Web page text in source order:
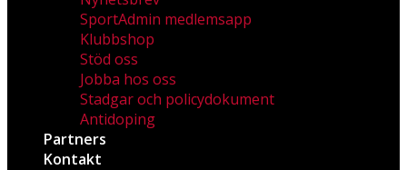
SportAdmin medlemsapp
Klubbshop
Stöd oss
Jobba hos oss
Stadgar och policydokument
Antidoping
Partners
Kontakt